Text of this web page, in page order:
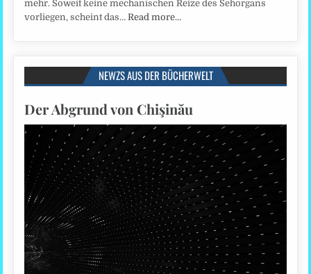
mehr. Soweit keine mechanischen Reize des Sehorgans
vorliegen, scheint das…Read more…
NEWZS AUS DER BÜCHERWELT
Der Abgrund von Chişinău